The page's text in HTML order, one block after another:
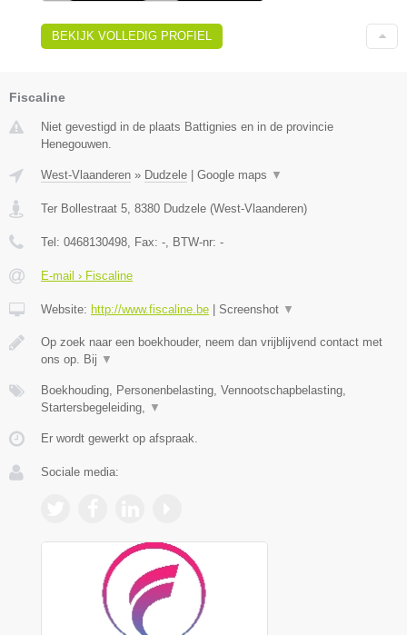
BEKIJK VOLLEDIG PROFIEL
Fiscaline
Niet gevestigd in de plaats Battignies en in de provincie
Henegouwen.
West-Vlaanderen » Dudzele Google maps ▼
Ter Bollestraat 5 8380 Dudzele (West-Vlaanderen)
Tel: 0468130498 , Fax: - , BTW-nr: -
E-mail › Fiscaline
Website: http://www.fiscaline.be Screenshot ▼
Op zoek naar een boekhouder, neem dan vrijblijvend contact met
ons op. Bij ▼
Boekhouding, Personenbelasting, Vennootschapbelasting,
Startersbegeleiding,
▼
Er wordt gewerkt op afspraak.
Sociale media: